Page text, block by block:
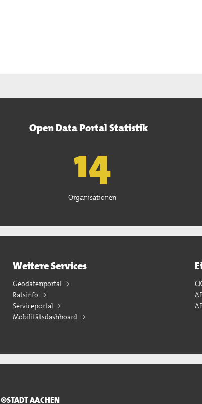
Open Data Portal Statistik
15
Organisationen
Weitere Services
Geodatenportal
Ratsinfo
Serviceportal
Mobilitätsdashboard
©STADT AACHEN